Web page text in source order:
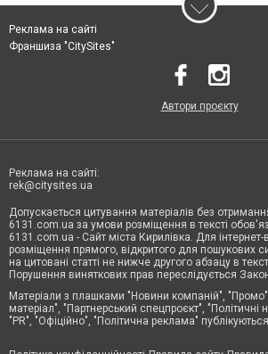
Реклама на сайті
Франшиза "CitySites"
Автори проєкту
Реклама на сайті:
rek@citysites.ua
Допускається цитування матеріалів без
6131.com.ua за умови розміщення в тексті
6131.com.ua - Сайт міста Кирилівка. Для
розміщення прямого, відкритого для пошукових
на цитовані статті не нижче другого абзацу в
Порушення виняткових прав переслідується
Матеріали з плашками "Новини компаній",
матеріал", "Партнерський спецпроєкт", "Політичні
"PR", "Офіційно", "Політична реклама"